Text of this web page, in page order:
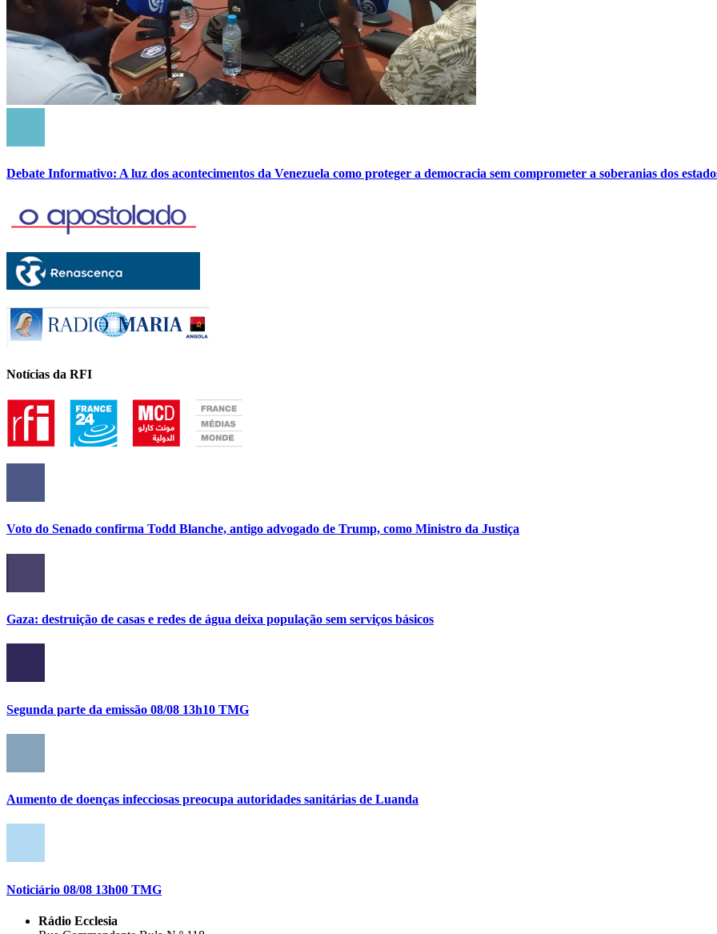
Debate Informativo: A luz dos acontecimentos da Venezuela como proteger a democracia sem comprometer a soberanias dos
Notícias da RFI
Voto do Senado confirma Todd Blanche, antigo advogado de Trump, como Ministro da Justiça
Gaza: destruição de casas e redes de água deixa população sem serviços básicos
Segunda parte da emissão 08/08 13h10 TMG
Aumento de doenças infecciosas preocupa autoridades sanitárias de Luanda
Noticiário 08/08 13h00 TMG
Rádio Ecclesia